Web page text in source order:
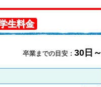
生料金
卒業までの目安：30日～